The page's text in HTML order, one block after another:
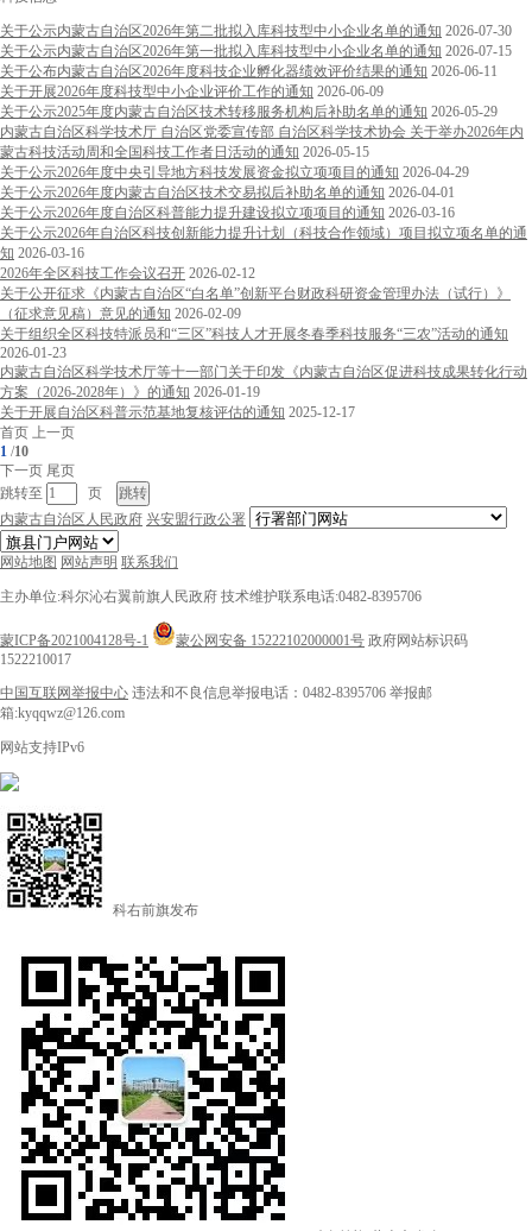
关于公示内蒙古自治区2026年第二批拟入库科技型中小企业名单的通知 2026-07-30
关于公示内蒙古自治区2026年第一批拟入库科技型中小企业名单的通知 2026-07-15
关于公布内蒙古自治区2026年度科技企业孵化器绩效评价结果的通知 2026-06-11
关于开展2026年度科技型中小企业评价工作的通知 2026-06-09
关于公示2025年度内蒙古自治区技术转移服务机构后补助名单的通知 2026-05-29
内蒙古自治区科学技术厅 自治区党委宣传部 自治区科学技术协会 关于举办2026年内
蒙古科技活动周和全国科技工作者日活动的通知 2026-05-15
关于公示2026年度中央引导地方科技发展资金拟立项项目的通知 2026-04-29
关于公示2026年度内蒙古自治区技术交易拟后补助名单的通知 2026-04-01
关于公示2026年度自治区科普能力提升建设拟立项项目的通知 2026-03-16
关于公示2026年自治区科技创新能力提升计划（科技合作领域）项目拟立项名单的通
知 2026-03-16
2026年全区科技工作会议召开 2026-02-12
关于公开征求《内蒙古自治区“白名单”创新平台财政科研资金管理办法（试行）》
（征求意见稿）意见的通知 2026-02-09
关于组织全区科技特派员和“三区”科技人才开展冬春季科技服务“三农”活动的通知
2026-01-23
内蒙古自治区科学技术厅等十一部门关于印发《内蒙古自治区促进科技成果转化行动
方案（2026-2028年）》的通知 2026-01-19
关于开展自治区科普示范基地复核评估的通知 2025-12-17
首页 上一页
1 /10
下一页 尾页
跳转至
页
内蒙古自治区人民政府 兴安盟行政公署
网站地图 网站声明 联系我们
主办单位:科尔沁右翼前旗人民政府 技术维护联系电话:0482-8395706
蒙ICP备2021004128号-1 蒙公网安备 15222102000001号 政府网站标识码
1522210017
中国互联网举报中心 违法和不良信息举报电话：0482-8395706 举报邮
箱:kyqqwz@126.com
网站支持IPv6
科右前旗发布